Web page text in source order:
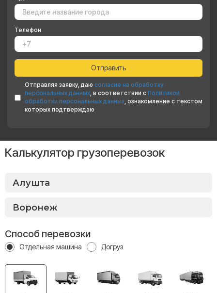
Телефон
Отправляя заявку, даю согласие на обработку
персональных данных, в соответствии с Политикой
обработки персональных данных, ознакомление с текстом
которых подтверждаю
Калькулятор грузоперевозок
Способ перевозки
Отдельная машина Догруз